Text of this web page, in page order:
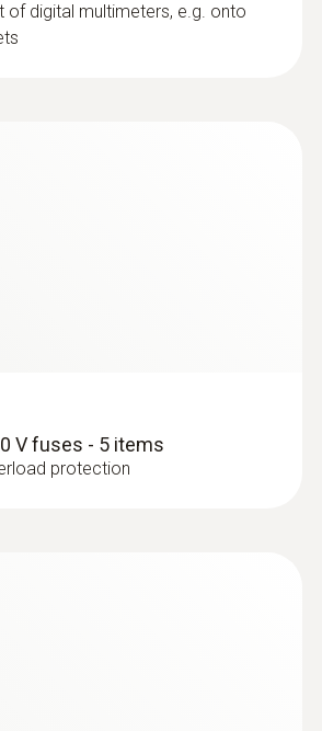
of digital multimeters, e.g. onto
V fuses - 5 items
protection